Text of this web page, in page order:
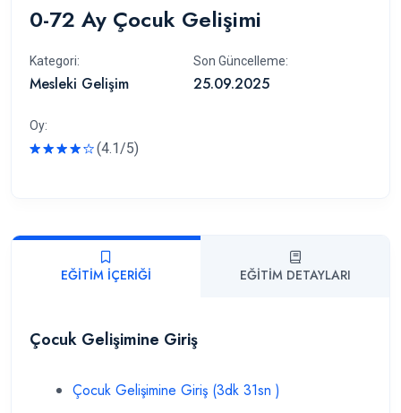
0-72 Ay Çocuk Gelişimi
Kategori:
Mesleki Gelişim
Son Güncelleme:
25.09.2025
Oy:
(4.1/5)
EĞITIM İÇERIĞI EĞITIM DETAYLARI
Çocuk Gelişimine Giriş
Çocuk Gelişimine Giriş (3dk 31sn )